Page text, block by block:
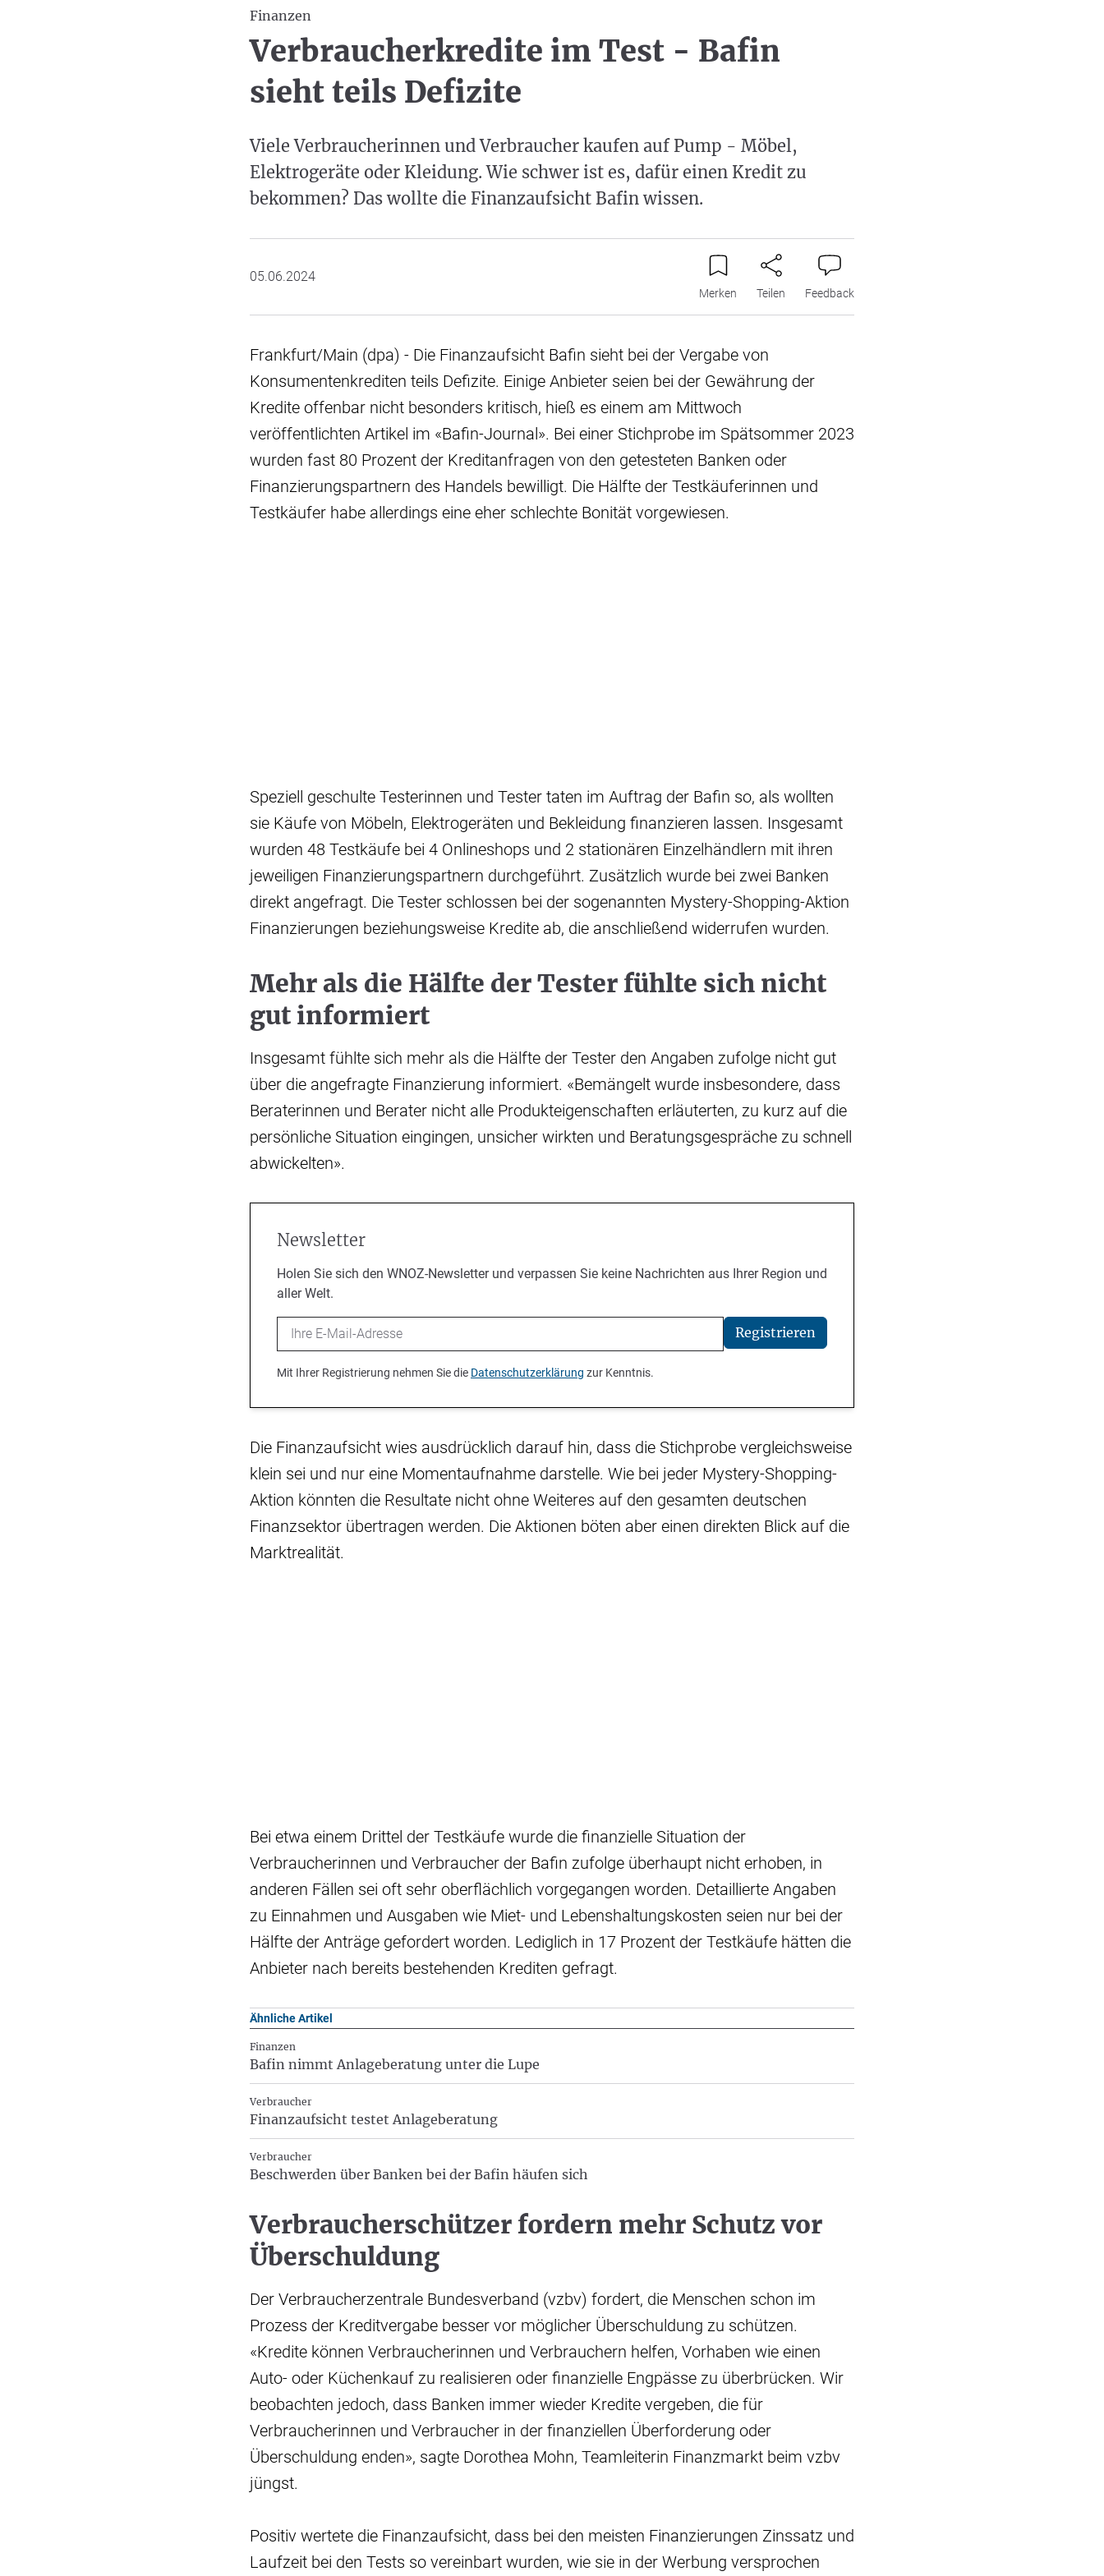
Finanzen
Verbraucherkredite im Test - Bafin
sieht teils Defizite
Viele Verbraucherinnen und Verbraucher kaufen auf Pump - Möbel,
Elektrogeräte oder Kleidung. Wie schwer ist es, dafür einen Kredit zu
bekommen? Das wollte die Finanzaufsicht Bafin wissen.
05.06.2024
Merken Teilen Feedback
Frankfurt/Main (dpa) - Die Finanzaufsicht Bafin sieht bei der Vergabe von
Konsumentenkrediten teils Defizite. Einige Anbieter seien bei der Gewährung der
Kredite offenbar nicht besonders kritisch, hieß es einem am Mittwoch
veröffentlichten Artikel im «Bafin-Journal». Bei einer Stichprobe im Spätsommer 2023
wurden fast 80 Prozent der Kreditanfragen von den getesteten Banken oder
Finanzierungspartnern des Handels bewilligt. Die Hälfte der Testkäuferinnen und
Testkäufer habe allerdings eine eher schlechte Bonität vorgewiesen.
Speziell geschulte Testerinnen und Tester taten im Auftrag der Bafin so, als wollten
sie Käufe von Möbeln, Elektrogeräten und Bekleidung finanzieren lassen. Insgesamt
wurden 48 Testkäufe bei 4 Onlineshops und 2 stationären Einzelhändlern mit ihren
jeweiligen Finanzierungspartnern durchgeführt. Zusätzlich wurde bei zwei Banken
direkt angefragt. Die Tester schlossen bei der sogenannten Mystery-Shopping-Aktion
Finanzierungen beziehungsweise Kredite ab, die anschließend widerrufen wurden.
Mehr als die Hälfte der Tester fühlte sich nicht
gut informiert
Insgesamt fühlte sich mehr als die Hälfte der Tester den Angaben zufolge nicht gut
über die angefragte Finanzierung informiert. «Bemängelt wurde insbesondere, dass
Beraterinnen und Berater nicht alle Produkteigenschaften erläuterten, zu kurz auf die
persönliche Situation eingingen, unsicher wirkten und Beratungsgespräche zu schnell
abwickelten».
Newsletter
Holen Sie sich den WNOZ-Newsletter und verpassen Sie keine Nachrichten aus Ihrer Region und
aller Welt.
Email Registrieren
Mit Ihrer Registrierung nehmen Sie die Datenschutzerklärung zur Kenntnis.
Die Finanzaufsicht wies ausdrücklich darauf hin, dass die Stichprobe vergleichsweise
klein sei und nur eine Momentaufnahme darstelle. Wie bei jeder Mystery-Shopping-
Aktion könnten die Resultate nicht ohne Weiteres auf den gesamten deutschen
Finanzsektor übertragen werden. Die Aktionen böten aber einen direkten Blick auf die
Marktrealität.
Bei etwa einem Drittel der Testkäufe wurde die finanzielle Situation der
Verbraucherinnen und Verbraucher der Bafin zufolge überhaupt nicht erhoben, in
anderen Fällen sei oft sehr oberflächlich vorgegangen worden. Detaillierte Angaben
zu Einnahmen und Ausgaben wie Miet- und Lebenshaltungskosten seien nur bei der
Hälfte der Anträge gefordert worden. Lediglich in 17 Prozent der Testkäufe hätten die
Anbieter nach bereits bestehenden Krediten gefragt.
Ähnliche Artikel
Finanzen
Bafin nimmt Anlageberatung unter die Lupe
Verbraucher
Finanzaufsicht testet Anlageberatung
Verbraucher
Beschwerden über Banken bei der Bafin häufen sich
Verbraucherschützer fordern mehr Schutz vor
Überschuldung
Der Verbraucherzentrale Bundesverband (vzbv) fordert, die Menschen schon im
Prozess der Kreditvergabe besser vor möglicher Überschuldung zu schützen.
«Kredite können Verbraucherinnen und Verbrauchern helfen, Vorhaben wie einen
Auto- oder Küchenkauf zu realisieren oder finanzielle Engpässe zu überbrücken. Wir
beobachten jedoch, dass Banken immer wieder Kredite vergeben, die für
Verbraucherinnen und Verbraucher in der finanziellen Überforderung oder
Überschuldung enden», sagte Dorothea Mohn, Teamleiterin Finanzmarkt beim vzbv
jüngst.
Positiv wertete die Finanzaufsicht, dass bei den meisten Finanzierungen Zinssatz und
Laufzeit bei den Tests so vereinbart wurden, wie sie in der Werbung versprochen